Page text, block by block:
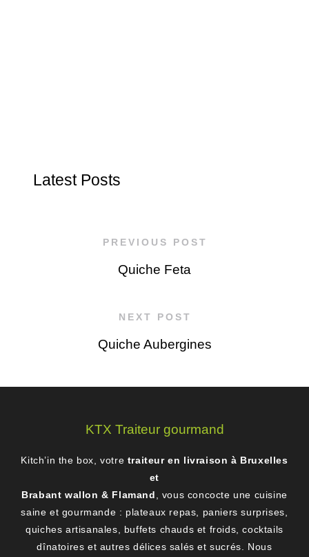
Latest Posts
PREVIOUS POST
Quiche Feta
NEXT POST
Quiche Aubergines
KTX Traiteur gourmand
Kitch’in the box, votre traiteur en livraison à Bruxelles
et
Brabant wallon & Flamand , vous concocte une cuisine
saine et gourmande : plateaux repas, paniers surprises,
quiches artisanales, buffets chauds et froids, cocktails
dînatoires et autres délices salés et sucrés. Nous